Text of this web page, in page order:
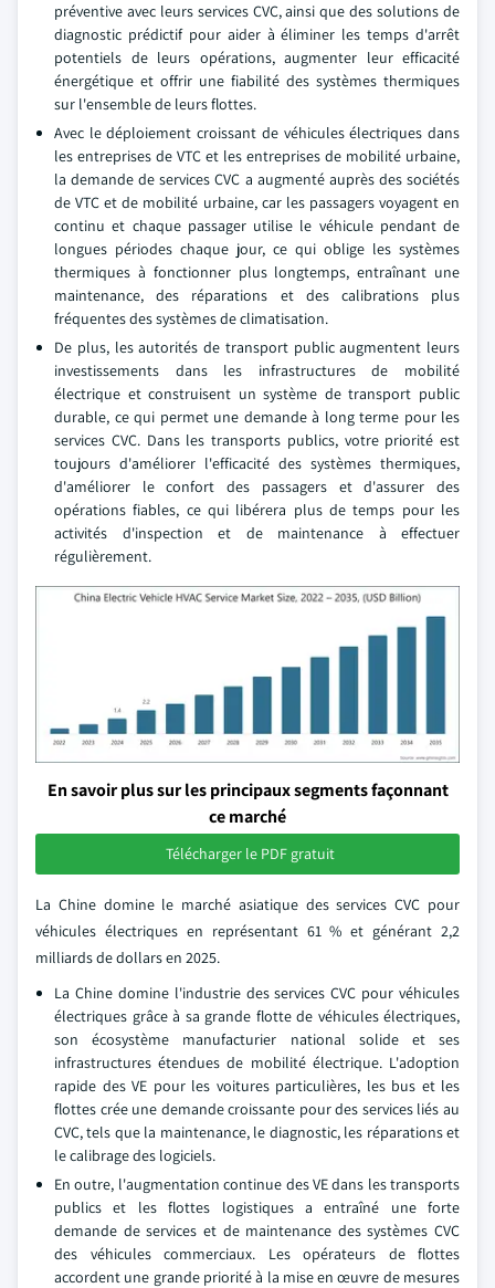
préventive avec leurs services CVC, ainsi que des solutions de
diagnostic prédictif pour aider à éliminer les temps d'arrêt
potentiels de leurs opérations, augmenter leur efficacité
énergétique et offrir une fiabilité des systèmes thermiques
sur l'ensemble de leurs flottes.
Avec le déploiement croissant de véhicules électriques dans
les entreprises de VTC et les entreprises de mobilité urbaine,
la demande de services CVC a augmenté auprès des sociétés
de VTC et de mobilité urbaine, car les passagers voyagent en
continu et chaque passager utilise le véhicule pendant de
longues périodes chaque jour, ce qui oblige les systèmes
thermiques à fonctionner plus longtemps, entraînant une
maintenance, des réparations et des calibrations plus
fréquentes des systèmes de climatisation.
De plus, les autorités de transport public augmentent leurs
investissements dans les infrastructures de mobilité
électrique et construisent un système de transport public
durable, ce qui permet une demande à long terme pour les
services CVC. Dans les transports publics, votre priorité est
toujours d'améliorer l'efficacité des systèmes thermiques,
d'améliorer le confort des passagers et d'assurer des
opérations fiables, ce qui libérera plus de temps pour les
activités d'inspection et de maintenance à effectuer
régulièrement.
En savoir plus sur les principaux segments façonnant
ce marché
Télécharger le PDF gratuit
La Chine domine le marché asiatique des services CVC pour
véhicules électriques en représentant 61 % et générant 2,2
milliards de dollars en 2025.
La Chine domine l'industrie des services CVC pour véhicules
électriques grâce à sa grande flotte de véhicules électriques,
son écosystème manufacturier national solide et ses
infrastructures étendues de mobilité électrique. L'adoption
rapide des VE pour les voitures particulières, les bus et les
flottes crée une demande croissante pour des services liés au
CVC, tels que la maintenance, le diagnostic, les réparations et
le calibrage des logiciels.
En outre, l'augmentation continue des VE dans les transports
publics et les flottes logistiques a entraîné une forte
demande de services et de maintenance des systèmes CVC
des véhicules commerciaux. Les opérateurs de flottes
accordent une grande priorité à la mise en œuvre de mesures